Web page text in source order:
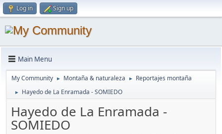
Log in Sign up
Main Menu
My Community ► Montaña & naturaleza ► Reportajes montaña
► Hayedo de La Enramada - SOMIEDO
Hayedo de La Enramada -
SOMIEDO